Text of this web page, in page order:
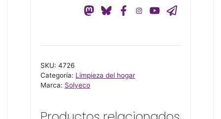
sensible
2L
SKU: 4726
Categoría: Limpieza del hogar
Marca: Solyeco